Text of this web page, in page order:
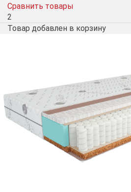
Сравнить товары
2
Товар добавлен в корзину